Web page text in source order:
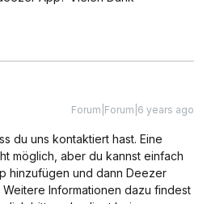
Forum|Forum|6 years ago
du uns kontaktiert hast. Eine
möglich, aber du kannst einfach
hinzufügen und dann Deezer
Informationen dazu findest